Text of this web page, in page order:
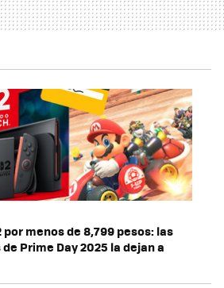
menos de 8,799 pesos: las
Prime Day 2025 la dejan a